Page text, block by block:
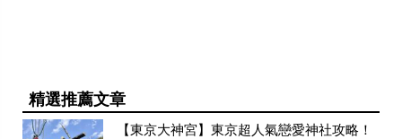
精選推薦文章
【東京大神宮】東京超人氣戀愛神社攻略！